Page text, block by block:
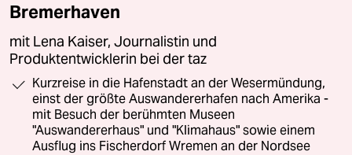
Bremerhaven
mit Lena Kaiser, Journalistin und
Produktentwicklerin bei der taz
Kurzreise in die Hafenstadt an der Wesermündung,
einst der größte Auswandererhafen nach Amerika -
mit Besuch der berühmten Museen
"Auswandererhaus" und "Klimahaus" sowie einem
Ausflug ins Fischerdorf Wremen an der Nordsee